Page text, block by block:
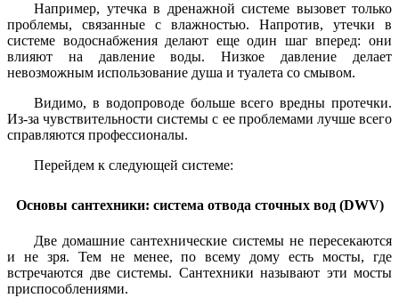
Например, утечка в дренажной системе вызовет только
проблемы, связанные с влажностью. Напротив, утечки в
системе водоснабжения делают еще один шаг вперед: они
влияют на давление воды. Низкое давление делает
невозможным использование душа и туалета со смывом.
Видимо, в водопроводе больше всего вредны протечки.
Из-за чувствительности системы с ее проблемами лучше всего
справляются профессионалы.
Перейдем к следующей системе:
Основы сантехники: система отвода сточных вод (DWV)
Две домашние сантехнические системы не пересекаются
и не зря. Тем не менее, по всему дому есть мосты, где
встречаются две системы. Сантехники называют эти мосты
приспособлениями.